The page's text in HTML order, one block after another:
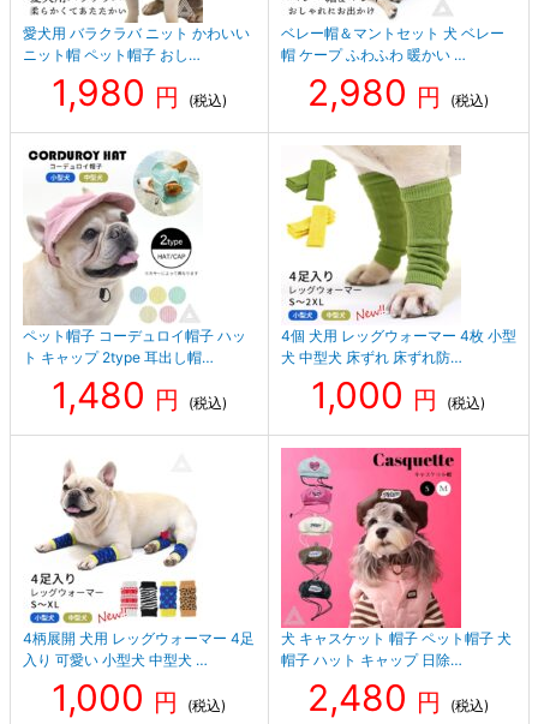
愛犬用 バラクラバ ニット かわいい
ニット帽 ペット帽子 おし…
1,980 円 (税込)
ベレー帽＆マントセット 犬 ベレー
帽 ケープ ふわふわ 暖かい …
2,980 円 (税込)
ペット帽子 コーデュロイ帽子 ハッ
ト キャップ 2type 耳出し帽…
1,480 円 (税込)
4個 犬用 レッグウォーマー 4枚 小型
犬 中型犬 床ずれ 床ずれ防…
1,000 円 (税込)
4柄展開 犬用 レッグウォーマー 4足
入り 可愛い 小型犬 中型犬 …
1,000 円 (税込)
犬 キャスケット 帽子 ペット帽子 犬
帽子 ハット キャップ 日除…
2,480 円 (税込)